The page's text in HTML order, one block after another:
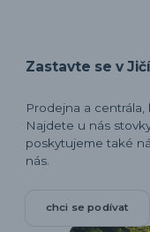
Zastavte se v
Prodejna a centrála,
Najdete u nás
poskytujeme také
nás.
chci se podívat